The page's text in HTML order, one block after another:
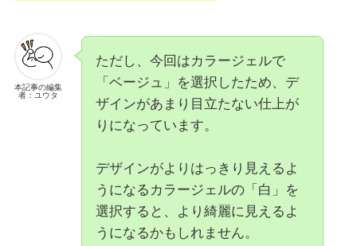
本記事の編集
者：ユウタ
ただし、今回はカラージェルで
「ベージュ」を選択したため、デ
ザインがあまり目立たない仕上が
りになっています。
デザインがよりはっきり見えるよ
うになるカラージェルの「白」を
選択すると、より綺麗に見えるよ
うになるかもしれません。